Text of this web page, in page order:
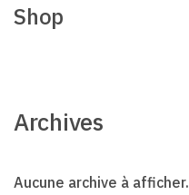
Shop
Archives
Aucune archive à afficher.